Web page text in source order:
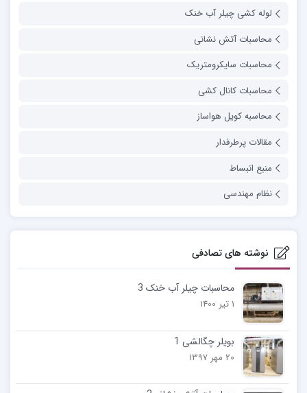
لوله کشی چیلر آب خنک
محاسبات آتش نشانی
محاسبات سایکرومتریک
محاسبات کانال کشی
محاسبه کویل هواساز
مقالات پرطرفدار
منبع انبساط
نظام مهندسی
نوشته های تصادفی
محاسبات چیلر آب خنک 3
1 تیر 1400
بویلر چگالشی 1
20 مهر 1397